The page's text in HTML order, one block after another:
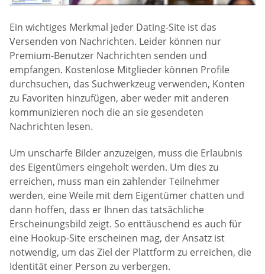
Ein wichtiges Merkmal jeder Dating-Site ist das
Versenden von Nachrichten. Leider können nur
Premium-Benutzer Nachrichten senden und
empfangen. Kostenlose Mitglieder können Profile
durchsuchen, das Suchwerkzeug verwenden, Konten
zu Favoriten hinzufügen, aber weder mit anderen
kommunizieren noch die an sie gesendeten
Nachrichten lesen.
Um unscharfe Bilder anzuzeigen, muss die Erlaubnis
des Eigentümers eingeholt werden. Um dies zu
erreichen, muss man ein zahlender Teilnehmer
werden, eine Weile mit dem Eigentümer chatten und
dann hoffen, dass er Ihnen das tatsächliche
Erscheinungsbild zeigt. So enttäuschend es auch für
eine Hookup-Site erscheinen mag, der Ansatz ist
notwendig, um das Ziel der Plattform zu erreichen, die
Identität einer Person zu verbergen.